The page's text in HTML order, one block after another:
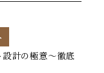
計の極意～徹底